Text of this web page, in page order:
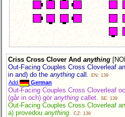
Criss Cross Clover And anything
Out-Facing Couples Cross Cloverleaf
in and) do the anything call. EN: 139
Add German
Out-Facing Couples Cross Cloverleaf
(går in och) gör anything callet. SE: 139
Out-Facing Couples Cross Cloverleaf
a) provedou anything CZ: 139